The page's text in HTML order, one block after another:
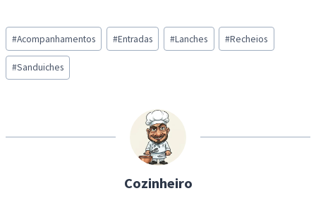
d
i
n
Post
Tags:
#Acompanhamentos #Entradas #Lanches #Recheios
#Sanduiches
Cozinheiro